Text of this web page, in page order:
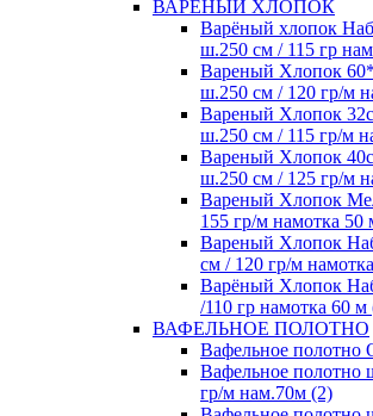
ВАРЕНЫЙ ХЛОПОК
Варёный хлопок
ш.250 см / 115 гр
Вареный Хлопок
ш.250 см / 120 гр/м
Вареный Хлопок
ш.250 см / 115 гр/м
Вареный Хлопок
ш.250 см / 125 гр/м
Вареный Хлопок
155 гр/м намотка 50
Вареный Хлопок
см / 120 гр/м
Варёный Хлопок
/110 гр намотка 60 м
ВАФЕЛЬНОЕ ПОЛОТНО
Вафельное полотно
Вафельное полотно
гр/м нам.70м (2)